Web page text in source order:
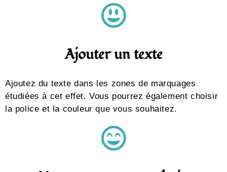
Ajouter un texte
Ajoutez du texte dans les zones de marquages
étudiées à cet effet. Vous pourrez également choisir
la police et la couleur que vous souhaitez.